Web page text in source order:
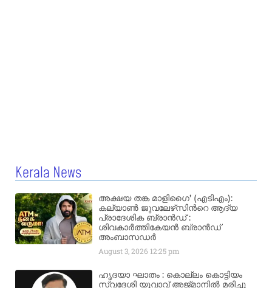
Kerala News
അക്ഷയ തങ്ക മാളിഗൈ’ (എടിഎം):
കല്യാണ്‍ ജുവലേഴ്‌സിന്‍റെ ആദ്യ
പ്രാദേശിക ബ്രാന്‍ഡ് :
ശിവകാര്‍ത്തികേയന്‍ ബ്രാന്‍ഡ്
അംബാസഡര്‍
August 3, 2026 12:25 pm
ഹൃദയാ ഘാതം : കൊല്ലം കൊട്ടിയം
സ്വദേശി യുവാവ് അജ്മാനിൽ മരിച്ചു